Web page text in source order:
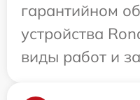
гарантийном
устройства
виды работ и